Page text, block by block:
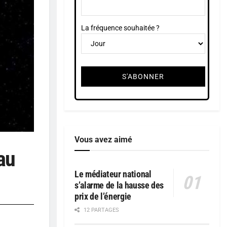
La fréquence souhaitée ?
Vous avez aimé
Le médiateur national
s’alarme de la hausse des
prix de l’énergie
12 PARTAGES